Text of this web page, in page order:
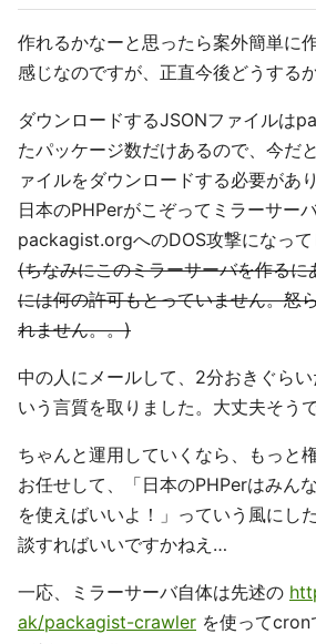
作れるかなーと思ったら案外簡単に
感じなのですが、正直今後どうする
ダウンロードするJSONファイルは
たパッケージ数だけあるので、今だと
ァイルをダウンロードする必要があり
日本のPHPerがこぞってミラーサーバ
packagist.orgへのDOS攻撃になって
(ちなみにこのミラーサーバを作る
には何の許可もとっていません。怒
れません。。)
中の人にメールして、2分おきぐら
いう言質を取りました。大丈夫そうで
ちゃんと運用していくなら、もっと
お任せして、「日本のPHPerはみん
を使えばいいよ！」っていう風にし
談すればいいですかねえ…
一応、ミラーサーバ自体は先述の
ak/packagist-crawler を使ってcron